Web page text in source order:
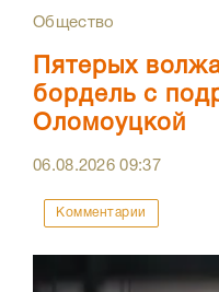
Общество
Пятерых
бордель с
Оломоуцкой
06.08.202609:37
Комментарии